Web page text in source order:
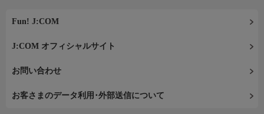
Fun! J:COM
J:COM オフィシャルサイト
お問い合わせ
お客さまのデータ利用･外部送信について